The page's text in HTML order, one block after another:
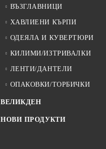
ВЪЗГЛАВНИЦИ
ХАВЛИЕНИ КЪРПИ
ОДЕЯЛА И КУВЕРТЮРИ
КИЛИМИ/ИЗТРИВАЛКИ
ЛЕНТИ/ДАНТЕЛИ
ОПАКОВКИ/ТОРБИЧКИ
ВЕЛИКДЕН
НОВИ ПРОДУКТИ